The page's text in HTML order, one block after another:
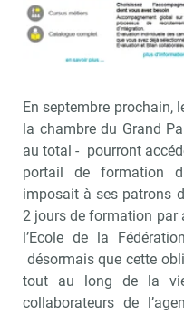
En septembre prochain,
la chambre du Grand
au total - pourront
portail de formation
imposait à ses patrons
2 jours de formation par
l’Ecole de la
désormais que cette
tout au long de la
collaborateurs de